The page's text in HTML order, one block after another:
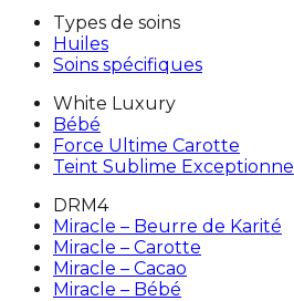
Types de soins
Huiles
Soins spécifiques
White Luxury
Bébé
Force Ultime Carotte
Teint Sublime Exceptionnel
DRM4
Miracle – Beurre de Karité
Miracle – Carotte
Miracle – Cacao
Miracle – Bébé